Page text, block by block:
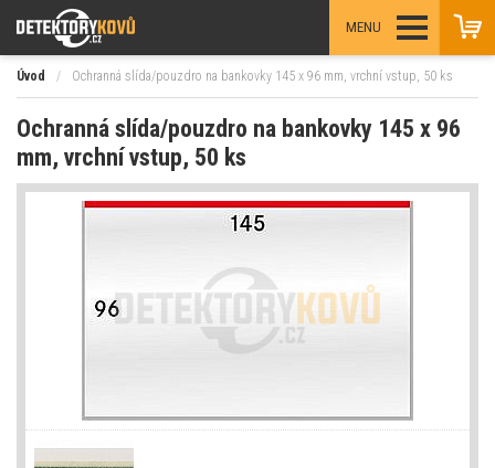
MENU
Úvod / Ochranná slída/pouzdro na bankovky 145 x 96 mm, vrchní vstup, 50 ks
Ochranná slída/pouzdro na bankovky 145 x 96
mm, vrchní vstup, 50 ks